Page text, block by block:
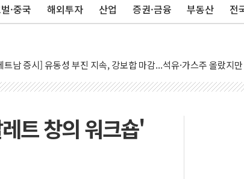
·중국 해외투자 산업 증권·금융 부동산 전
부동산 투데이] 특공 전략도 '극과 극'…생애최초만 경쟁 치열
인시황] 비트코인 6만4000달러대 횡보…고래·ETF 매수에도 고
통더위'에 전력수요 역대 최고치 경신…한낮 총수요 104.3GW 기
반군, 예멘 정부군과 사우디 동시 공격… 위기 고조되는 또 다
, 9월부터 '가족 사건' 못 맡는다…상피제 실시
코홀딩스, 포스코인터·DX 지분 일부 매각
트 창의 워크숍'